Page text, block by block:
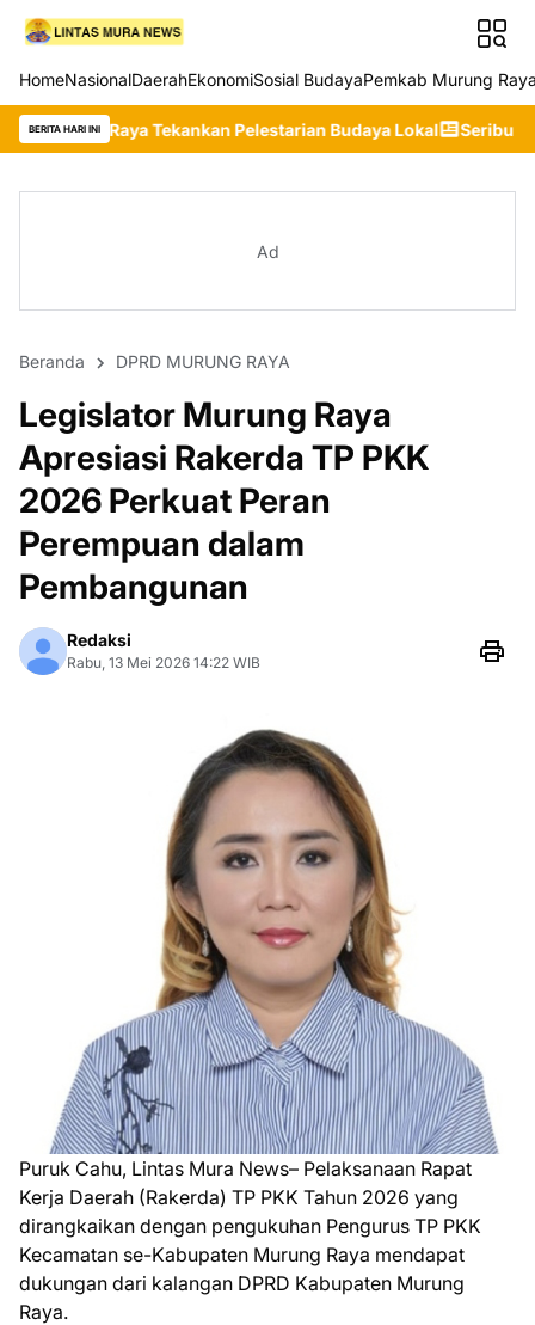
HomeNasionalDaerahEkonomiSosial BudayaPemkab Murung
BERITA HARI INIPelestarian Budaya Lokal Seribu Riam Pertahankan
Ad
Beranda DPRD MURUNG RAYA
Legislator Murung Raya
Apresiasi Rakerda TP PKK
2026 Perkuat Peran
Perempuan dalam
Pembangunan
Redaksi
Rabu, 13 Mei 2026 14:22 WIB
Puruk Cahu, Lintas Mura News– Pelaksanaan Rapat
Kerja Daerah (Rakerda) TP PKK Tahun 2026 yang
dirangkaikan dengan pengukuhan Pengurus TP PKK
Kecamatan se-Kabupaten Murung Raya mendapat
dukungan dari kalangan DPRD Kabupaten Murung
Raya.